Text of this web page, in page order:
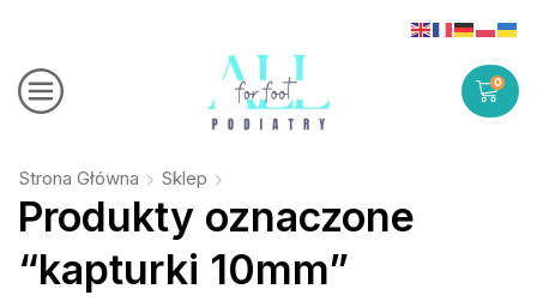
0
Strona Główna Sklep
Produkty oznaczone
“kapturki 10mm”